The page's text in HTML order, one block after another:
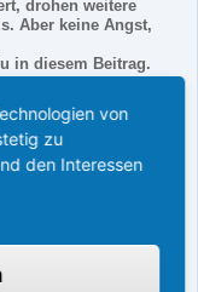
drohen weitere
Aber keine Angst,
in diesem Beitrag.
Verkehrssünderkartei,
Autofahrern zu
Jeder Verstoß im
von
zu
den Interessen